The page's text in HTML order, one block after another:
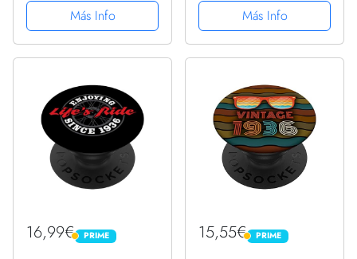
Cumpleaños PopSockets
PopGrip Intercambiable
Más Info
PopSockets PopGrip
Intercambiable
Más Info
16,99€ PRIME
PRIME 15,55€ PRIME
PRIME